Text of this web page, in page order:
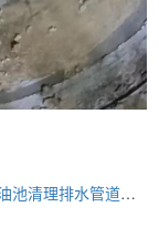
上一篇：城市让生活更美好-城市管理-化粪池隔油池清理排水管道清疏